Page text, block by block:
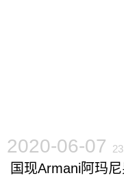
2020-06-07
国现Armani阿玛